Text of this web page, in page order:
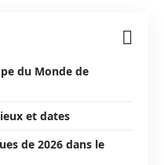
du Monde de
et dates
de 2026 dans le